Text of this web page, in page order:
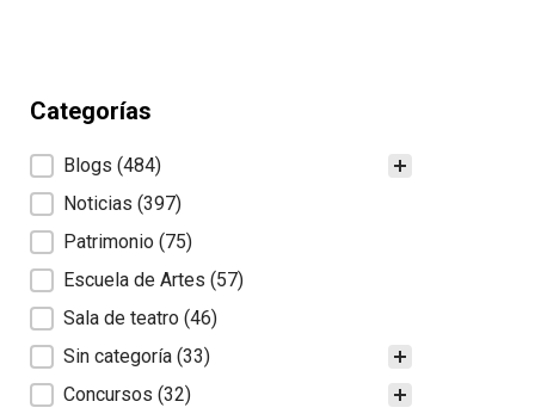
Categorías
Categorías
Blogs (484)
Noticias (397)
Patrimonio (75)
Escuela de Artes (57)
Sala de teatro (46)
Sin categoría (33)
Concursos (32)